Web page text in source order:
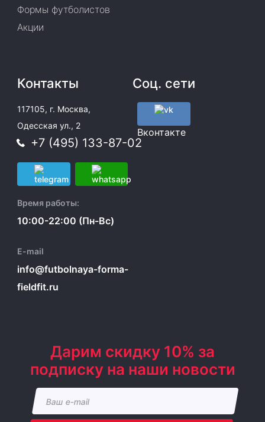
Формы футболистов
Акции
Контакты
117105, г. Москва,
Одесская ул., 2
+7 (495) 133-87-02
Время работы:
10:00-22:00 (Пн-Вс)
E-mail
info@futbolnaya-forma-
fieldfit.ru
Соц. сети
Вконтакте
Дарим скидку 10% за
подписку на наши новости